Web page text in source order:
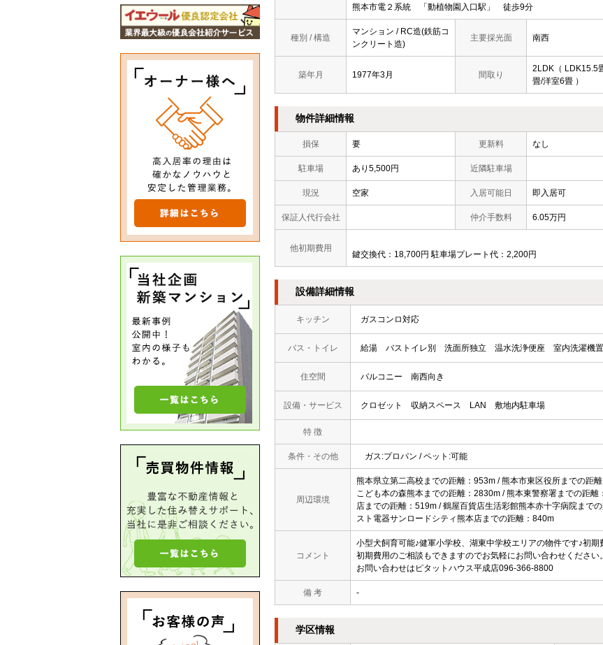
熊本市電２系統 「動植物園入口駅」 徒歩9分
種別 / 構造
マンション / RC造(鉄筋コ
ンクリート造)
主要採光面 南西
築年月 1977年3月 間取り
2LDK（ LDK15.5
畳/洋室6畳 ）
物件詳細情報
損保 要 更新料 なし
駐車場 あり5,500円 近隣駐車場
現況 空家 入居可能日 即入居可
保証人代行会社 仲介手数料 6.05万円
他初期費用
鍵交換代：18,700円 駐車場プレート代：2,200円
設備詳細情報
キッチン ガスコンロ対応
バス・トイレ 給湯 バストイレ別 洗面所独立 温水洗浄便座 室内洗濯機
住空間 バルコニー 南西向き
設備・サービス クロゼット 収納スペース LAN 敷地内駐車場
特 徴
条件・その他 ガス:プロパン / ペット:可能
周辺環境
熊本県立第二高校までの距離：953m / 熊本市東区役所までの距
こども本の森熊本までの距離：2830m / 熊本東警察署までの距
店までの距離：519m / 鶴屋百貨店生活彩館熊本赤十字病院まで
スト電器サンロードシティ熊本店までの距離：840m
コメント
小型犬飼育可能♪健軍小学校、湖東中学校エリアの物件です♪初期
初期費用のご相談もできますのでお気軽にお問い合わせください。
お問い合わせはピタットハウス平成店096-366-8800
備 考 -
学区情報